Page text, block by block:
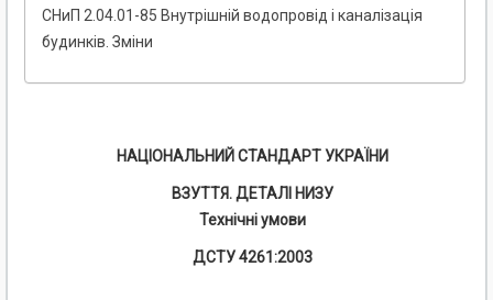
СНиП 2.04.01-85 Внутрішній водопровід і каналізація
будинків. Зміни
НАЦІОНАЛЬНИЙ СТАНДАРТ УКРАЇНИ
ВЗУТТЯ. ДЕТАЛІ НИЗУ
Технічні умови
ДСТУ 4261:2003